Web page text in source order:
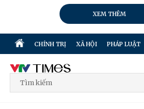
XEM THÊM
CHÍNH TRỊ XÃ HỘI PHÁP LUẬT